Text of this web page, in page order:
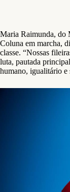
Maria Raimunda, do
Coluna em marcha,
classe. “Nossas
luta, pautada
humano, igualitário e